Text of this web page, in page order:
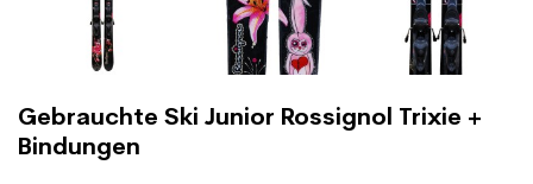
Gebrauchte Ski Junior Rossignol Trixie +
Bindungen